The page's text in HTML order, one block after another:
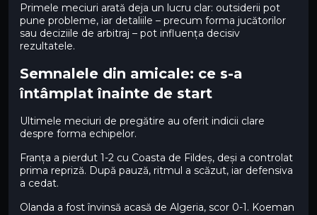
Primele meciuri arată deja un lucru clar: outsiderii pot
pune probleme, iar detaliile – precum forma jucătorilor
sau deciziile de arbitraj – pot influența decisiv
rezultatele.
Semnalele din amicale: ce s-a
întâmplat înainte de start
Ultimele meciuri de pregătire au oferit indicii clare
despre forma echipelor.
Franța a pierdut 1-2 cu Coasta de Fildeș, deși a controlat
prima repriză. După pauză, ritmul a scăzut, iar defensiva
a cedat.
Olanda a fost învinsă acasă de Algeria, scor 0-1. Koeman